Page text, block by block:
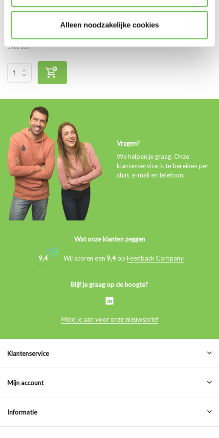
Alleen noodzakelijke cookies
€60,00
Excl. btw
Vragen?
We helpen je graag. Onze
klantenservice is te bereiken per
chat, e-mail en telefoon.
Wat onze klanten zeggen
9,4 Wij scoren een 9,4op Feedback Company
Blijf je graag op de hoogte?
Meld je aan voor onze nieuwsbrief
Klantenservice
Mijn account
Informatie